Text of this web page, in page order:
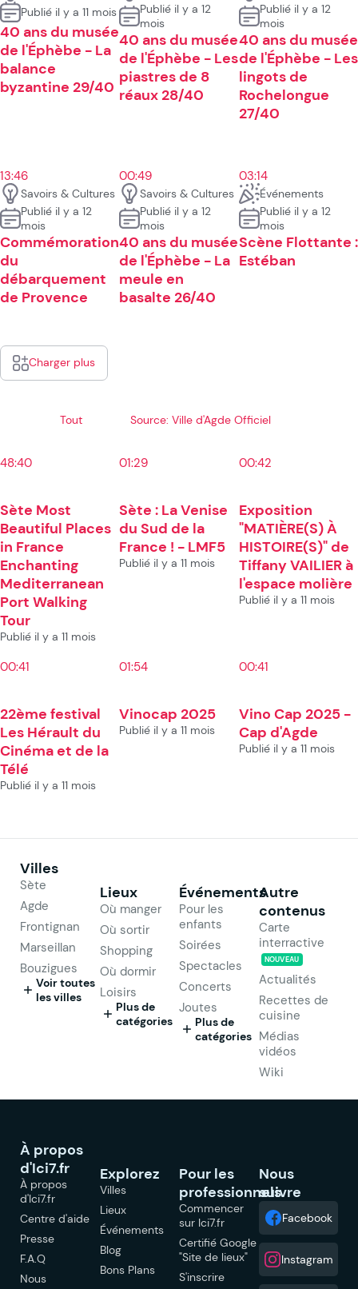
Publié il y a 11 mois
40 ans du musée
de l'Éphèbe - La
balance
byzantine 29/40
Publié il y a 12
mois
40 ans du musée
de l'Éphèbe - Les
piastres de 8
réaux 28/40
Publié il y a 12
mois
40 ans du musée
de l'Éphèbe - Les
lingots de
Rochelongue
27/40
13:46
Savoirs & Cultures
Publié il y a 12
mois
Commémoration
du
débarquement
de Provence
00:49
Savoirs & Cultures
Publié il y a 12
mois
40 ans du musée
de l'Éphèbe - La
meule en
basalte 26/40
03:14
Événements
Publié il y a 12
mois
Scène Flottante :
Estéban
Charger plus
Tout Source: Ville d'Agde Officiel
48:40
Sète Most
Beautiful Places
in France
Enchanting
Mediterranean
Port Walking
Tour
Publié il y a 11 mois
01:29
Sète : La Venise
du Sud de la
France ! - LMF5
Publié il y a 11 mois
00:42
Exposition
"MATIÈRE(S) À
HISTOIRE(S)" de
Tiffany VAILIER à
l'espace molière
Publié il y a 11 mois
00:41
22ème festival
Les Hérault du
Cinéma et de la
Télé
Publié il y a 11 mois
01:54
Vinocap 2025
Publié il y a 11 mois
00:41
Vino Cap 2025 -
Cap d'Agde
Publié il y a 11 mois
Villes
Sète
Agde
Frontignan
Marseillan
Bouzigues
Voir toutes
les villes
Lieux
Où manger
Où sortir
Shopping
Où dormir
Loisirs
Plus de
catégories
Événements
Pour les
enfants
Soirées
Spectacles
Concerts
Joutes
Plus de
catégories
Autre
contenus
Carte
interractive
NOUVEAU
Actualités
Recettes de
cuisine
Médias
vidéos
Wiki
À propos
d'Ici7.fr
À propos
d'Ici7.fr
Centre d'aide
Presse
F.A.Q
Nous
Explorez
Villes
Lieux
Événements
Blog
Bons Plans
Pour les
professionnels
Commencer
sur Ici7.fr
Certifié Google
"Site de lieux"
S'inscrire
Nous
suivre
Facebook
Instagram